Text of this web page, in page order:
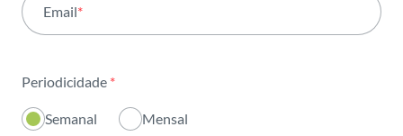
Institucional
Inovação
Investidores
Email*
Periodicidade *
Semanal Mensal